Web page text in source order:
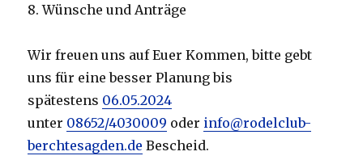
8. Wünsche und Anträge
Wir freuen uns auf Euer Kommen, bitte gebt
uns für eine besser Planung bis
spätestens 06.05.2024
unter 08652/4030009 oder info@rodelclub-
berchtesagden.de Bescheid.